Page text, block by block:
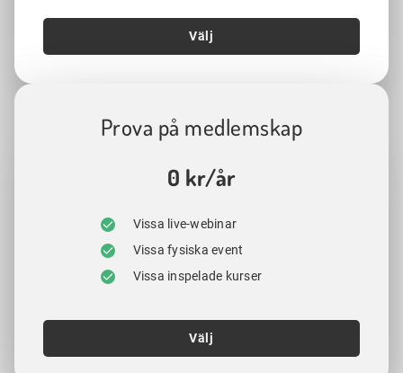
Välj
Prova på medlemskap
0 kr/år
Vissa live-webinar
Vissa fysiska event
Vissa inspelade kurser
Välj